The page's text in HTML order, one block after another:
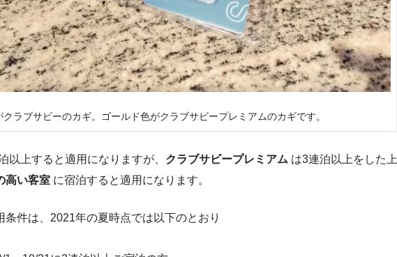
クラブサビーのカギ。ゴールド色がクラブサビープレミアムのカギです。
以上すると適用になりますが、 クラブサビープレミアム は3連泊以上をした上
高い客室 に宿泊すると適用になります。
条件は、2021年の夏時点では以下のとおり